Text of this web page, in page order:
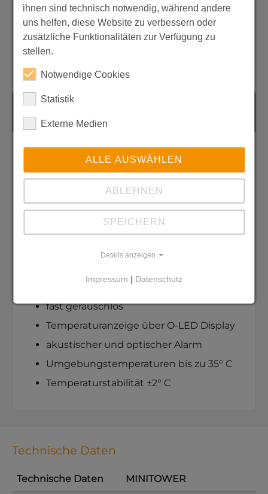
Wasserbäder
Allgemeine Kühlanwendungen bei
niedrigen Temperaturen
Leitungswasserersparnis 100 % d.h.
Kühlwassertemperatur, Druck und
Durchfluss sind regelbar
gleichbleibende Wasserqualität, kein
Kalk, keine Algen
minimaler Platzbedarf auf jedem
kompakter 3,5-Liter-Tank
fast geräuschlos
Temperaturanzeige über O-LED Display
akustischer und optischer Alarm
Umgebungstemperaturen bis zu 35° C
Temperaturstabilität ±2° C
Technische Daten
Technische Daten MINITOWER
ihnen sind technisch notwendig, während andere
uns helfen, diese Website zu verbessern oder
zusätzliche Funktionalitäten zur Verfügung zu
stellen.
Notwendige Cookies
Statistik
Externe Medien
ALLE AUSWÄHLEN
ABLEHNEN
SPEICHERN
Details anzeigen
Impressum | Datenschutz